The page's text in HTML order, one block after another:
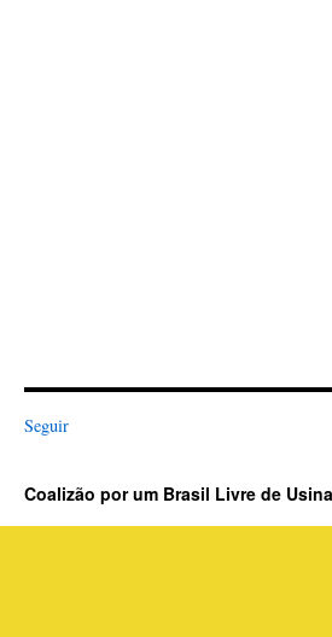
Seguir
Coalizão por um Brasil Livre de